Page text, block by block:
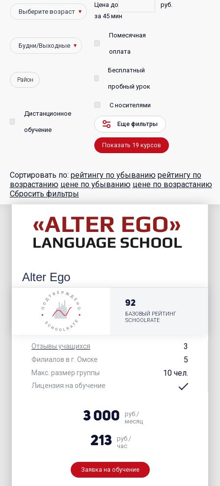
Район
Дистанционное
обучение
Цена до
руб.
за 45 мин
Помесячная
оплата
Бесплатный
пробный урок
С носителями
Еще фильтры
Показать 19 курсов
Победители
Сортировать по: рейтингу по убыванию рейтингу по
возрастанию цене по убыванию цене по возрастанию
Сбросить фильтры
Alter Ego
Отзывы учащихся 3
Филиалов в г. Омске 5
Макс. размер группы 10 чел.
Лицензия на обучение
92
БАЗОВЫЙ РЕЙТИНГ
SCHOOLRATE
3 000
руб./
месяц
213
руб./
час
Заявка на обучение